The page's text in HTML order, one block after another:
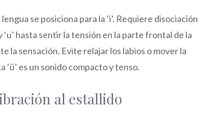
se posiciona para la ‘i’. Requiere disociación
hasta sentir la tensión en la parte frontal de la
la sensación. Evite relajar los labios o mover la
‘ü’ es un sonido compacto y tenso.
al estallido